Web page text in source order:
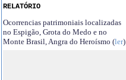
RELATÓRIO
Ocorrencias patrimoniais localizadas
no Espigão, Grota do Medo e no
Monte Brasil, Angra do Heroísmo (ler)